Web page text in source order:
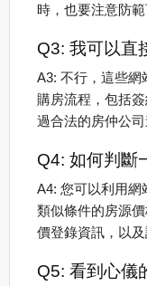
時，也要注意防範
Q3: 我可以直
A3: 不行，這些網
購房流程，包括
過合法的房仲公司
Q4: 如何判斷
A4: 您可以利用網
類似條件的房源
價登錄資訊，以及
Q5: 看到心儀